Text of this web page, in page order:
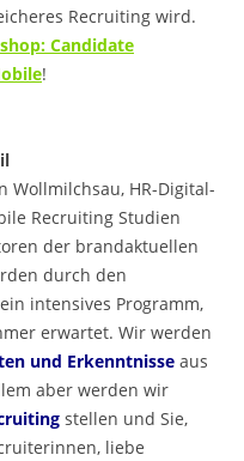
Recruiting wird.
Candidate
!
Wollmilchsau, HR-Digital-
Recruiting Studien
der brandaktuellen
durch den
intensives Programm,
erwartet. Wir werden
und Erkenntnisse aus
aber werden wir
stellen und Sie,
liebe